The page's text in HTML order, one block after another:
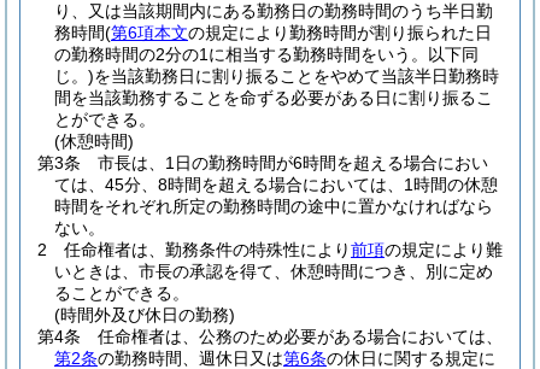
り、又は当該期間内にある勤務日の勤務時間のうち半日勤
務時間(第6項本文の規定により勤務時間が割り振られた日
の勤務時間の2分の1に相当する勤務時間をいう。以下同
じ。)を当該勤務日に割り振ることをやめて当該半日勤務時
間を当該勤務することを命ずる必要がある日に割り振るこ
とができる。
(休憩時間)
第3条
市長は、1日の勤務時間が6時間を超える場合におい
ては、45分、8時間を超える場合においては、1時間の休憩
時間をそれぞれ所定の勤務時間の途中に置かなければなら
ない。
2
任命権者は、勤務条件の特殊性により前項の規定により難
いときは、市長の承認を得て、休憩時間につき、別に定め
ることができる。
(時間外及び休日の勤務)
第4条
任命権者は、公務のため必要がある場合においては、
第2条の勤務時間、週休日又は第6条の休日に関する規定に